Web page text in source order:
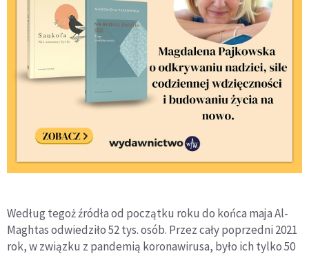
Według tegoż źródła od początku roku do końca maja Al-
Maghtas odwiedziło 52 tys. osób. Przez cały poprzedni 2021
rok, w związku z pandemią koronawirusa, było ich tylko 50